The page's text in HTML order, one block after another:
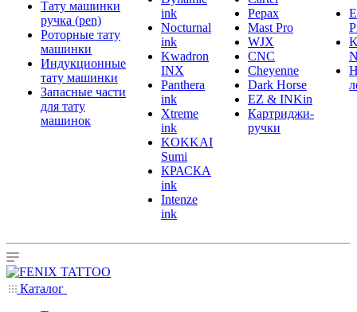
Тату машинки
ручка (pen)
Роторные тату
машинки
Индукционные
тату машинки
Запасные части
для тату
машинок
ink
Nocturnal
ink
Kwadron
INX
Panthera
ink
Xtreme
ink
KOKKAI
Sumi
КРАСКА
ink
Intenze
ink
Pepax
Mast Pro
WJX
CNC
Cheyenne
Dark Horse
EZ & INKin
Картриджи-
ручки
Каталог